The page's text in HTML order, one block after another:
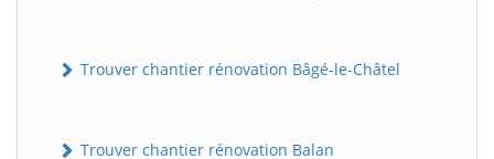
Trouver chantier rénovation Bâgé-le-Châtel
Trouver chantier rénovation Balan